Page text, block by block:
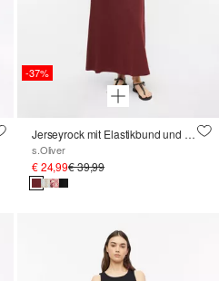
-37%
Jerseyrock mit Elastikbund und Eingrifftaschen
s.Oliver
€ 24,99€ 39,99